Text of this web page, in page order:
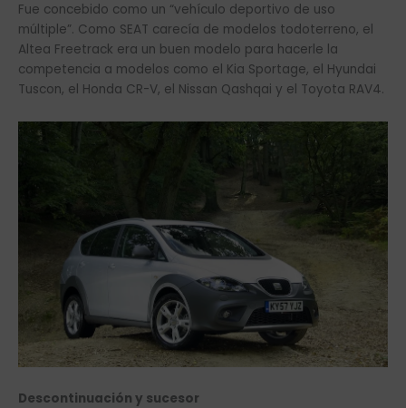
Fue concebido como un “vehículo deportivo de uso
múltiple”. Como SEAT carecía de modelos todoterreno, el
Altea Freetrack era un buen modelo para hacerle la
competencia a modelos como el Kia Sportage, el Hyundai
Tuscon, el Honda CR-V, el Nissan Qashqai y el Toyota RAV4.
Descontinuación y sucesor